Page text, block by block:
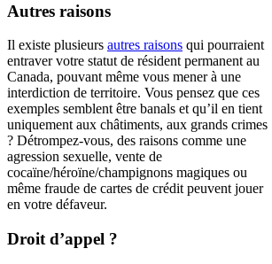
Autres raisons
Il existe plusieurs autres raisons qui pourraient
entraver votre statut de résident permanent au
Canada, pouvant même vous mener à une
interdiction de territoire. Vous pensez que ces
exemples semblent être banals et qu’il en tient
uniquement aux châtiments, aux grands crimes
? Détrompez-vous, des raisons comme une
agression sexuelle, vente de
cocaïne/héroïne/champignons magiques ou
même fraude de cartes de crédit peuvent jouer
en votre défaveur.
Droit d’appel ?